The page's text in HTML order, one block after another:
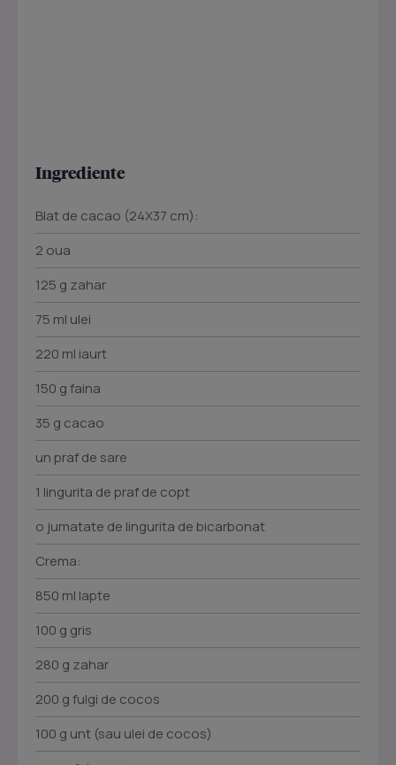
Ingrediente
Blat de cacao (24X37 cm):
2 oua
125 g zahar
75 ml ulei
220 ml iaurt
150 g faina
35 g cacao
un praf de sare
1 lingurita de praf de copt
o jumatate de lingurita de bicarbonat
Crema:
850 ml lapte
100 g gris
280 g zahar
200 g fulgi de cocos
100 g unt (sau ulei de cocos)